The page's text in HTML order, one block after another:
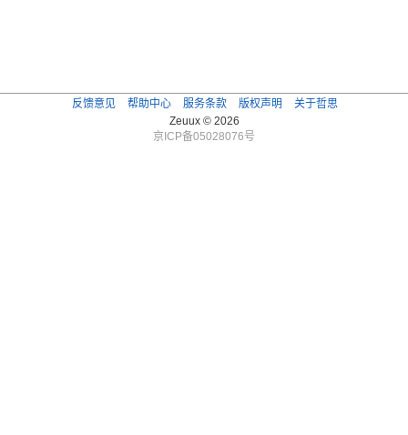
反馈意见 帮助中心 服务条款 版权声明
关于哲思
Zeuux © 2026
京ICP备05028076号